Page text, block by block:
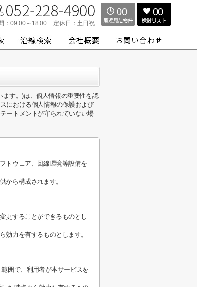
： 09:00～18:00 定休日： 土日祝
00 00
ます。)は、個人情報の重要性を認
における個人情報の保護および
ートメントが守られていない場
トウェア、回線環境等設備を
から構成されます。
更することができるものとし
効力を有するものとします。
囲で、利用者が本サービスを